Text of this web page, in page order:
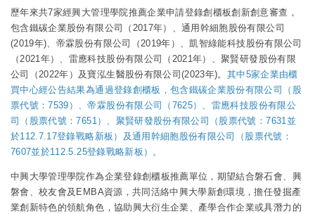
歷年來共7家經興大管理學院推薦企業申請登錄創櫃板創新創意審查，
包含鐵碳企業股份有限公司（2017年）、通用幹細胞股份有限公司
(2019年)、帝霖股份有限公司（2019年）、凱智綠能科技股份有限公司
（2021年）、雷應科技股份有限公司（2021年）、聚賢研發股份有限
公司（2022年）及寶泓生醫股份有限公司(2023年)。 其中5家企業由櫃
買中心經公告結果為通過登錄創櫃板，包含鐵碳企業股份有限公司（股
票代號：7539）、帝霖股份有限公司（7625）、雷應科技股份有限公
司（股票代號：7651）、聚賢研發股份有限公司（股票代號：7631並
於112.7.17登錄戰略新板）及通用幹細胞股份有限公司（股票代號：
7607並於112.5.25登錄戰略新板）。
中興大學管理學院作為企業登錄創櫃板推薦單位，期望結合磐石會、興
磐會、校友會及EMBA資源，共同活絡中興大學新創環境，擔任發掘產
業創新特色的領航角色，協助興大衍生企業、產學合作企業或具潛力的